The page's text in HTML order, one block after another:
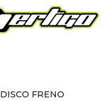
DISCO FRENO